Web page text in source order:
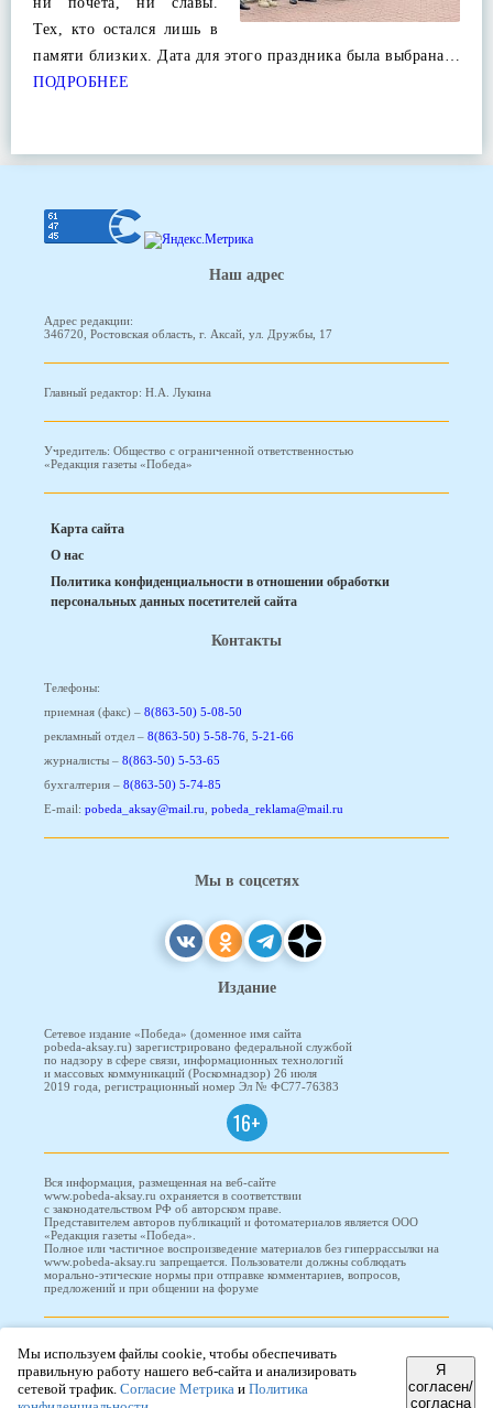
Тех, кто остался лишь в
памяти близких. Дата для этого праздника была выбрана…
ПОДРОБНЕЕ
Наш адрес
Адрес редакции:
346720, Ростовская область, г. Аксай, ул. Дружбы, 17
Главный редактор: Н.А. Лукина
Учредитель: Общество с ограниченной ответственностью
«Редакция газеты «Победа»
Карта сайта
О нас
Политика конфиденциальности в отношении обработки
персональных данных посетителей сайта
Контакты
Телефоны:
приемная (факс) – 8(863-50) 5-08-50
рекламный отдел – 8(863-50) 5-58-76 5-21-66
журналисты – 8(863-50) 5-53-65
бухгалтерия – 8(863-50) 5-74-85
E-mail: pobeda_aksay@mail.ru pobeda_reklama@mail.ru
Мы в соцсетях
Издание
Сетевое издание «Победа» (доменное имя сайта
pobeda-aksay.ru) зарегистрировано федеральной службой
по надзору в сфере связи, информационных технологий
и массовых коммуникаций (Роскомнадзор) 26 июля
2019 года, регистрационный номер Эл № ФС77-76383
16+
Вся информация, размещенная на веб-сайте
www.pobeda-aksay.ru охраняется в соответствии
с законодательством РФ об авторском праве.
Представителем авторов публикаций и фотоматериалов является ООО
«Редакция газеты «Победа».
Полное или частичное воспроизведение материалов без гиперрассылки на
www.pobeda-aksay.ru запрещается. Пользователи должны соблюдать
морально-этические нормы при отправке комментариев, вопросов,
предложений и при общении на форуме
ООО "Проводник"
Мы используем файлы cookie, чтобы обеспечивать
правильную работу нашего веб-сайта и анализировать
сетевой трафик. Согласие Метрика и Политика
Я
согласен/
согласна